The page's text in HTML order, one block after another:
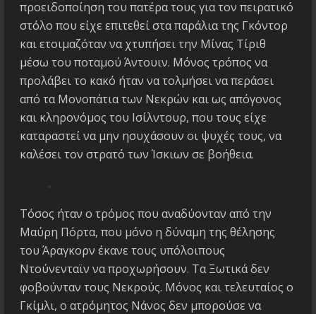
προειδοποίηση του πατέρα τους για τον πειρατικό
στόλο που είχε επιτεθεί στα παράλια της Γκόντορ
και ετοιμαζόταν να χτυπήσει την Μίνας Τίριθ
μέσω του ποταμού Άντουιν. Μόνος τρόπος να
προλάβει το κακό ήταν να τολμήσει να περάσει
από τα Μονοπάτια των Νεκρών και ως απόγονος
και κληρονόμος του Ισίλντουρ, που τους είχε
καταραστεί να μην ησυχάσουν οι ψυχές τους, να
καλέσει τον στρατό των Ίσκιων σε βοήθεια.
Τόσος ήταν ο τρόμος που αναδύονταν από την
Μαύρη Πόρτα, που μόνο η δύναμη της θέλησης
του Άραγκορν έκανε τους υπόλοιπους
Ντούνενταϊν να προχωρήσουν. Τα Ξωτικά δεν
φοβούνταν τους Νεκρούς. Μόνος και τελευταίος ο
Γκίμλι, ο ατρόμητος Νάνος δεν μπορούσε να